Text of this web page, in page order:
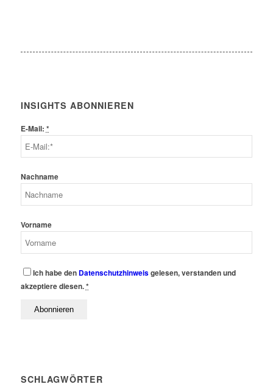
INSIGHTS ABONNIEREN
E-Mail: *
Nachname
Vorname
Ich habe den Datenschutzhinweisgelesen, verstanden und
akzeptiere diesen.*
SCHLAGWÖRTER